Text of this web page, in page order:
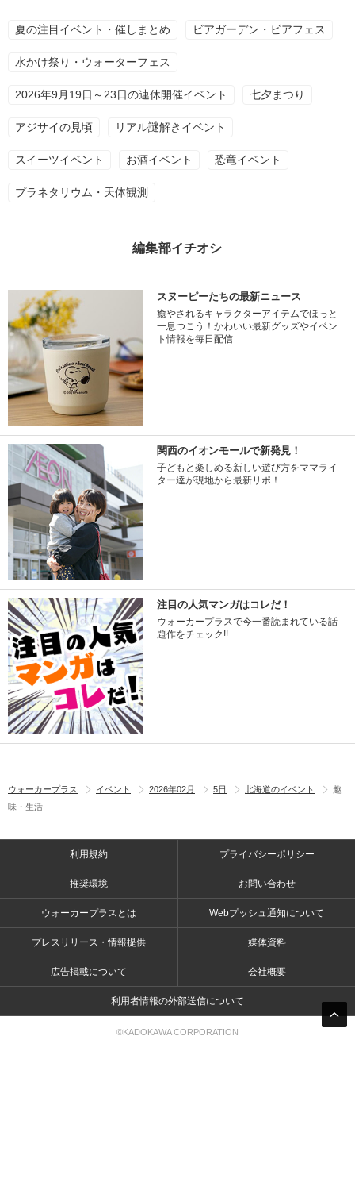
夏の注目イベント・催しまとめ ビアガーデン・ビアフェス
水かけ祭り・ウォーターフェス
2026年9月19日～23日の連休開催イベント 七夕まつり
アジサイの見頃 リアル謎解きイベント
スイーツイベント お酒イベント 恐竜イベント
プラネタリウム・天体観測
編集部イチオシ
スヌーピーたちの最新ニュース
癒やされるキャラクターアイテムでほっと
一息つこう！かわいい最新グッズやイベン
ト情報を毎日配信
関西のイオンモールで新発見！
子どもと楽しめる新しい遊び方をママライ
ター達が現地から最新リポ！
注目の人気マンガはコレだ！
ウォーカープラスで今一番読まれている話
題作をチェック!!
ウォーカープラス イベント 2026年02月 5日 北海道のイベント
趣
味・生活
利用規約 プライバシーポリシー
推奨環境 お問い合わせ
ウォーカープラスとは Webプッシュ通知について
プレスリリース・情報提供 媒体資料
広告掲載について 会社概要
利用者情報の外部送信について
©KADOKAWA CORPORATION